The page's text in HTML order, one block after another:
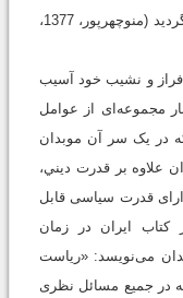
اوستا در 21 فصل یا نسک گردآوری و تدوین گردید (منوچهرپور، 1377،
فراز و نشیب خود آسیب
مجموعه‌ای از عوامل
که در یک سر آن موبدان
علاوه بر قدرت دیني،
قدرت سیاسی قابل
کتاب ایران در زمان
می‌نویسد: «ریاست
در جمیع مسائل نظری